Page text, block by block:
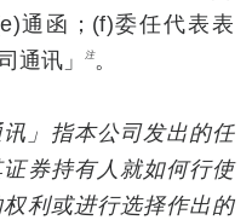
通函；(f)委任代表表
通讯」注。
讯」指本公司发出的任
券持有人就如何行使
利或进行选择作出的